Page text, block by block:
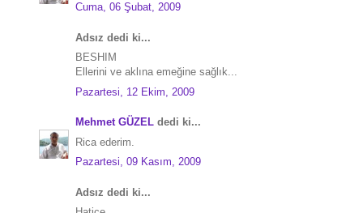
Cuma, 06 Şubat, 2009
Adsız dedi ki...
BESHIM
Ellerini ve aklına emeğine sağlık...
Pazartesi, 12 Ekim, 2009
Mehmet GÜZEL dedi ki...
Rica ederim.
Pazartesi, 09 Kasım, 2009
Adsız dedi ki...